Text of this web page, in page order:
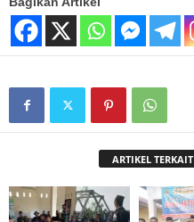
ARTIKEL TERKAIT